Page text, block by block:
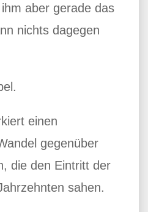
aber gerade das
nichts dagegen
einen
gegenüber
die den Eintritt der
sahen.